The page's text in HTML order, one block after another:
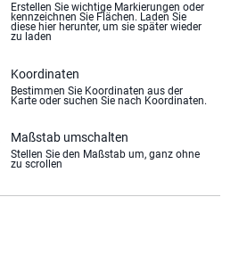
Erstellen Sie wichtige Markierungen oder
kennzeichnen Sie Flächen. Laden Sie
diese hier herunter, um sie später wieder
zu laden
Koordinaten
Bestimmen Sie Koordinaten aus der
Karte oder suchen Sie nach Koordinaten.
Maßstab umschalten
Stellen Sie den Maßstab um, ganz ohne
zu scrollen